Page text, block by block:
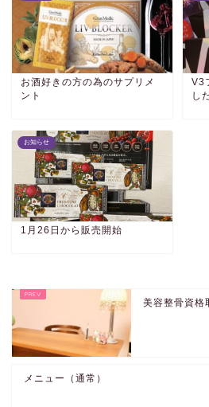
お酒好きの方の為のサプリメ
ント
V3
し
お知らせ
1月26日から販売開始
美容整骨資格
メニュー（通常）